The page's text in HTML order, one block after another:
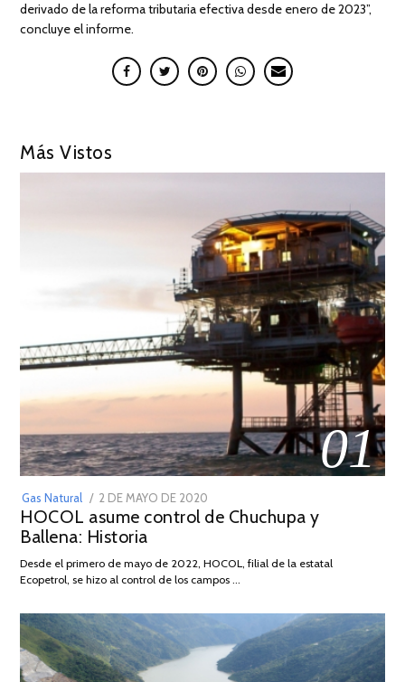
derivado de la reforma tributaria efectiva desde enero de 2023”,
concluye el informe.
Más Vistos
01
Gas Natural
POSTED
ON
2 DE MAYO DE 2020
DE
2026
HOCOL asume control de Chuchupa y
Ballena: Historia
Desde el primero de mayo de 2022, HOCOL, filial de la estatal
Ecopetrol, se hizo al control de los campos …